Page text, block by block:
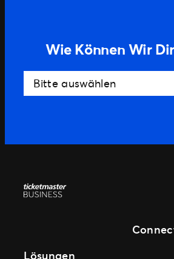
Wie Können Wir
Bitte auswählen
Lösungen